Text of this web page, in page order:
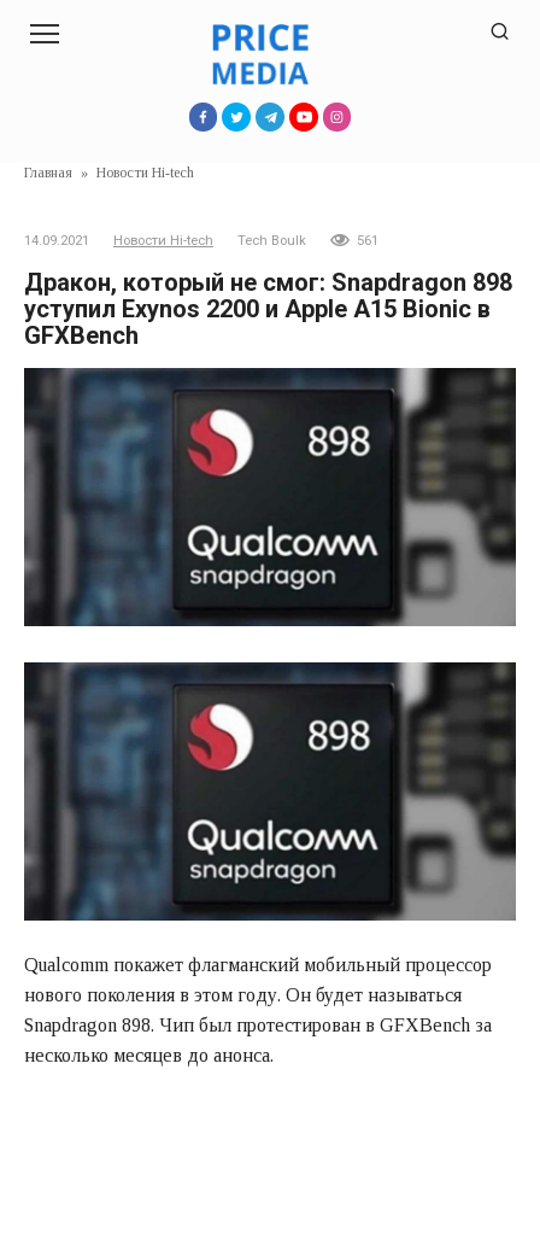
Главная » Новости Hi-tech
14.09.2021 Новости Hi-tech Tech Boulk 561
Дракон, который не смог: Snapdragon 898
уступил Exynos 2200 и Apple A15 Bionic в
GFXBench
Qualcomm покажет флагманский мобильный процессор
нового поколения в этом году. Он будет называться
Snapdragon 898. Чип был протестирован в GFXBench за
несколько месяцев до анонса.